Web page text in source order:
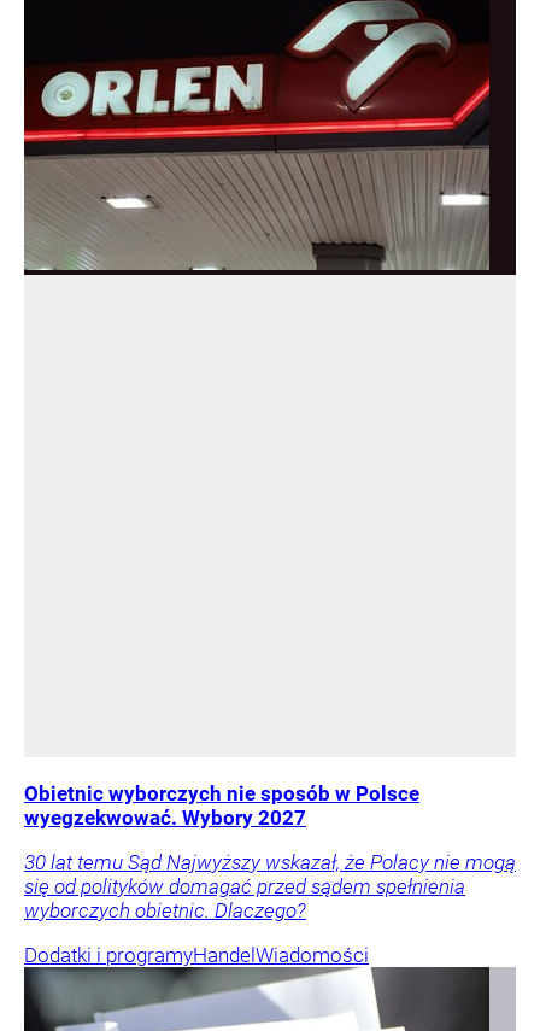
Obietnic wyborczych nie sposób w Polsce
wyegzekwować. Wybory 2027
30 lat temu Sąd Najwyższy wskazał, że Polacy nie mogą
się od polityków domagać przed sądem spełnienia
wyborczych obietnic. Dlaczego?
Dodatki i programyHandelWiadomości